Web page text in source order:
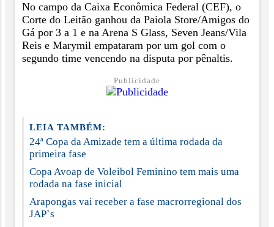
No campo da Caixa Econômica Federal (CEF), o
Corte do Leitão ganhou da Paiola Store/Amigos do
Gá por 3 a 1 e na Arena S Glass, Seven Jeans/Vila
Reis e Marymil empataram por um gol com o
segundo time vencendo na disputa por pênaltis.
Publicidade
LEIA TAMBÉM:
24ª Copa da Amizade tem a última rodada da
primeira fase
Copa Avoap de Voleibol Feminino tem mais uma
rodada na fase inicial
Arapongas vai receber a fase macrorregional dos
JAP`s